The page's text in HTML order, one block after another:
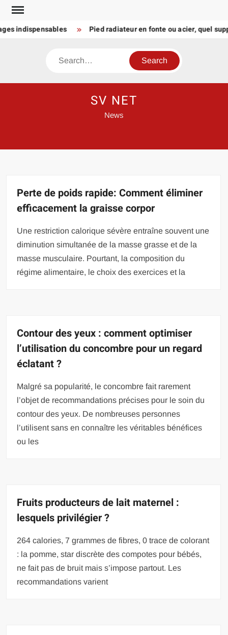
Skip
content
Pied radiateur en fonte ou acier, quel
Search
SV NET
News
Perte de poids rapide: Comment éliminer
efficacement la graisse corpor
Une restriction calorique sévère entraîne souvent une
diminution simultanée de la masse grasse et de la
masse musculaire. Pourtant, la composition du
régime alimentaire, le choix des exercices et la
Contour des yeux : comment optimiser
l’utilisation du concombre pour un regard
éclatant ?
Malgré sa popularité, le concombre fait rarement
l’objet de recommandations précises pour le soin du
contour des yeux. De nombreuses personnes
l’utilisent sans en connaître les véritables bénéfices
ou les
Fruits producteurs de lait maternel :
lesquels privilégier ?
264 calories, 7 grammes de fibres, 0 trace de colorant
: la pomme, star discrète des compotes pour bébés,
ne fait pas de bruit mais s’impose partout. Les
recommandations varient